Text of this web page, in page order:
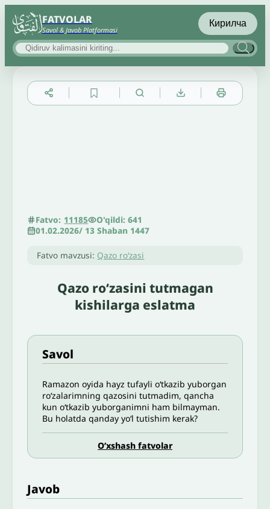
FATVOLAR
Savol & Javob Platformasi
Кирилча
Fatvo: 11185
O'qildi: 641
01.02.2026/ 13 Shaban 1447
Fatvo mavzusi: Qazo roʻzasi
Qazo roʻzasini tutmagan
kishilarga eslatma
Savol
Ramazon oyida hayz tufayli oʻtkazib yuborgan
roʻzalarimning qazosini tutmadim, qancha
kun oʻtkazib yuborganimni ham bilmayman.
Bu holatda qanday yoʻl tutishim kerak?
O’xshash fatvolar
Javob